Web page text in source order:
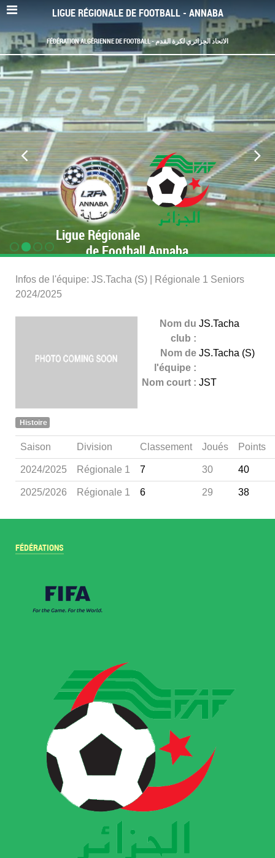
LIGUE RÉGIONALE DE FOOTBALL - ANNABA
FÉDÉRATION ALGÉRIENNE DE FOOTBALL - الاتحاد الجزائري لكرة القدم
Ligue Régionale
de Football Annaba
Infos de l'équipe: JS.Tacha (S) | Régionale 1 Seniors
2024/2025
Nom du
club :
JS.Tacha
Nom de
l'équipe :
JS.Tacha (S)
Nom court : JST
Histoire
Saison Division Classement Joués Points
2024/2025 Régionale 1 7 30 40
2025/2026 Régionale 1 6 29 38
FÉDÉRATIONS